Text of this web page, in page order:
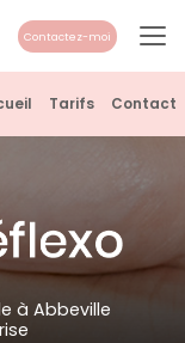
Tarifs Contact
Contactez-moi
à Abbeville